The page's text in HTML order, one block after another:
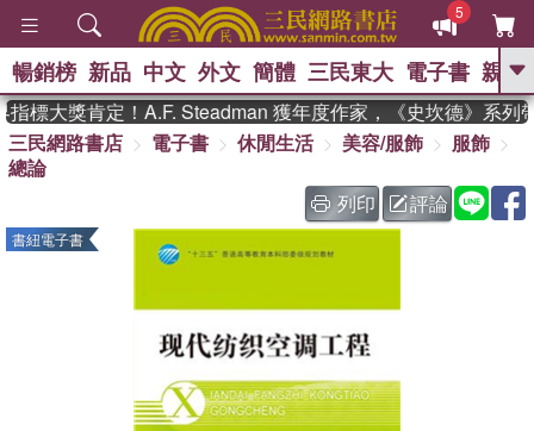
5
GO
熱搜： 東野圭吾 、 高希均教授回憶錄
史是一群喵 、 暑期推薦 、 國際布克
獎 臺灣漫遊錄 、 方念華 、 台灣的李
登輝時代 、 數學女孩：黎曼猜想
暢銷榜 新品 中文 外文 簡體 三民東大 電子書 親子
標大獎肯定！A.F. Steadman 獲年度作家，《史坎德》系列帶
三民網路書店
電子書 休閒生活 美容/服飾
服飾
總論
列印
評論
書紐電子書